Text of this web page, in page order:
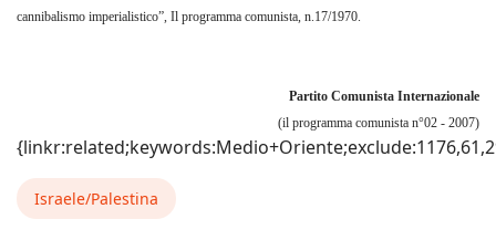
cannibalismo imperialistico”, Il programma comunista, n.17/1970.
Partito Comunista Internazionale
(il programma comunista n°02 - 2007)
Israele/Palestina